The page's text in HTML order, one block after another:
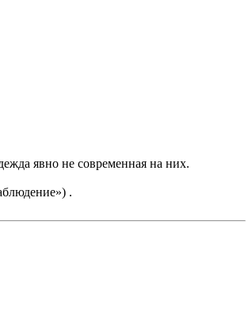
явно не современная на них.
.